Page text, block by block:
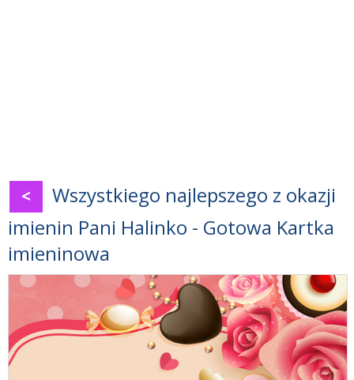
<
Wszystkiego najlepszego z okazji
imienin Pani Halinko - Gotowa Kartka
imieninowa